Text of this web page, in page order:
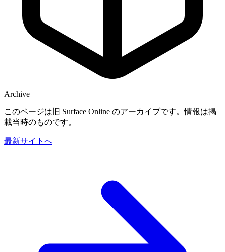
Archive
このページは旧 Surface Online のアーカイブです。情報は掲
載当時のものです。
最新サイトへ